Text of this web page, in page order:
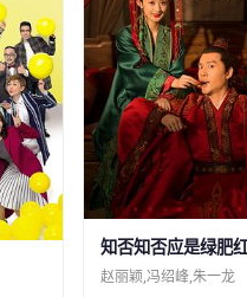
知否知否应是绿肥
赵丽颖,冯绍峰,朱一龙